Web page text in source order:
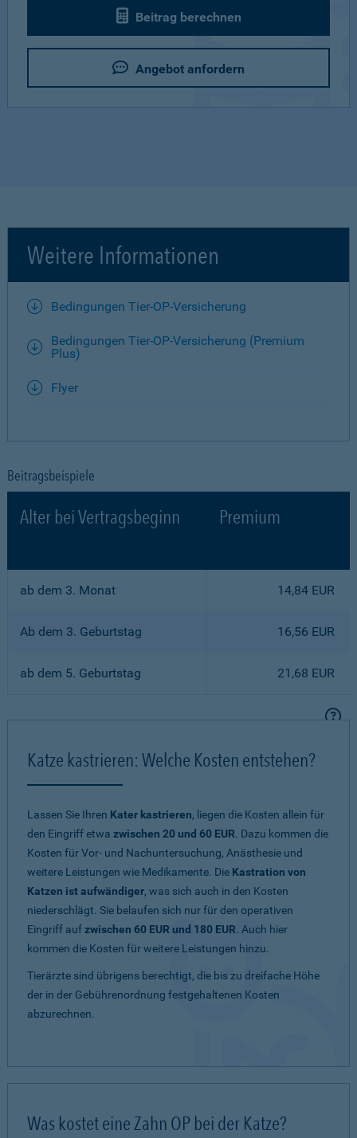
Beitrag berechnen
Angebot anfordern
Weitere Informationen
Bedingungen Tier-OP-Versicherung
Bedingungen Tier-OP-Versicherung (Premium
Plus)
Flyer
Beitragsbeispiele
Alter bei Vertragsbeginn Premium
ab dem 3. Monat 14,84 EUR
Ab dem 3. Geburtstag 16,56 EUR
ab dem 5. Geburtstag 21,68 EUR
Katze kastrieren: Welche Kosten entstehen?
Lassen Sie Ihren Kater kastrieren, liegen die Kosten allein für
den Eingriff etwa zwischen 20 und 60 EUR. Dazu kommen die
Kosten für Vor- und Nachuntersuchung, Anästhesie und
weitere Leistungen wie Medikamente. Die Kastration von
Katzen ist aufwändiger, was sich auch in den Kosten
niederschlägt. Sie belaufen sich nur für den operativen
Eingriff aufzwischen 60 EUR und 180 EUR. Auch hier
kommen die Kosten für weitere Leistungen hinzu.
Tierärzte sind übrigens berechtigt, die bis zu dreifache Höhe
der in der Gebührenordnung festgehaltenen Kosten
abzurechnen.
Was kostet eine Zahn OP bei der Katze?